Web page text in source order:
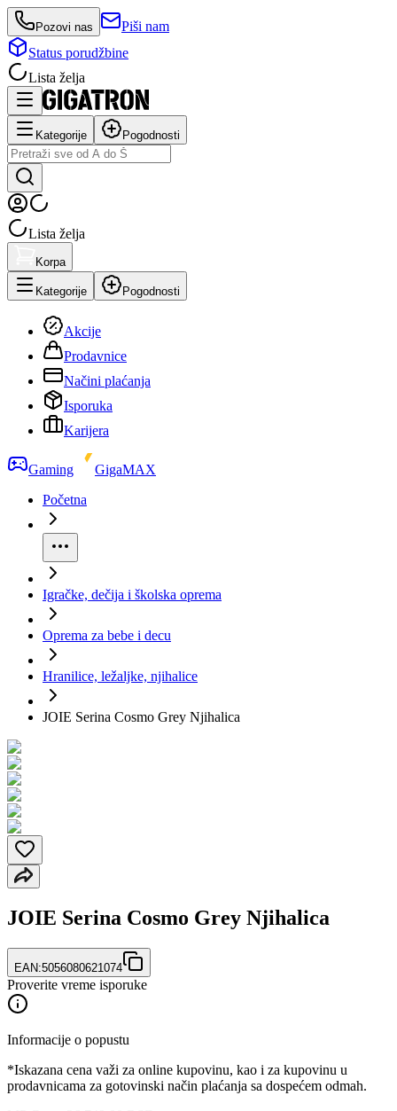
Pozovi nas
Piši nam
Status porudžbine
Lista želja
Kategorije Pogodnosti
Lista želja
Korpa
Kategorije Pogodnosti
Akcije
Prodavnice
Načini plaćanja
Isporuka
Karijera
Gaming
GigaMAX
Početna
Igračke, dečija i školska oprema
Oprema za bebe i decu
Hranilice, ležaljke, njihalice
JOIE Serina Cosmo Grey Njihalica
JOIE Serina Cosmo Grey Njihalica
EAN:5056080621074
Proverite vreme isporuke
Informacije o popustu
*Iskazana cena važi za online kupovinu, kao i za kupovinu u
prodavnicama za gotovinski način plaćanja sa dospećem odmah.